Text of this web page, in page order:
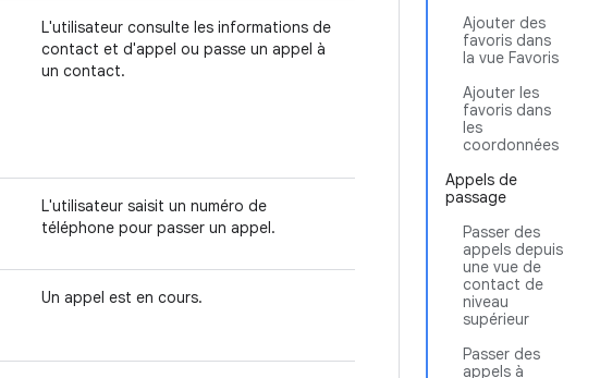
Ajouter des
favoris dans
la vue Favoris
Ajouter les
favoris dans
les
coordonnées
Appels de
passage
Passer des
appels depuis
une vue de
contact de
niveau
supérieur
Passer des
appels à
L'utilisateur consulte les informations de
contact et d'appel ou passe un appel à
un contact.
L'utilisateur saisit un numéro de
téléphone pour passer un appel.
Un appel est en cours.